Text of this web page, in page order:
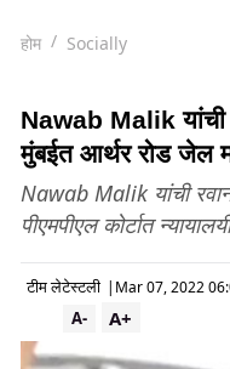
होम Socially
Nawab Malik यांची
मुंबईत आर्थर रोड जेल
Nawab Malik यांची
पीएमपीएल कोर्टात
टीम लेटेस्टली | Mar 07, 2022
A+
A-